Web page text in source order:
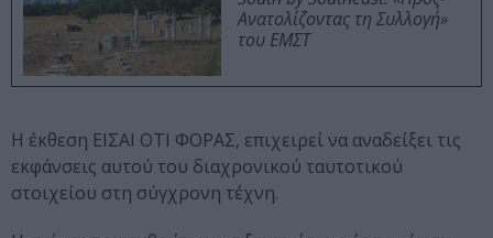
Ανατολίζοντας τη Συλλογή»
του ΕΜΣΤ
Η έκθεση ΕΙΣΑΙ ΟΤΙ ΦΟΡΑΣ, επιχειρεί να αναδείξει τις
εκφάνσεις αυτού του διαχρονικού ταυτοτικού
στοιχείου στη σύγχρονη τέχνη.